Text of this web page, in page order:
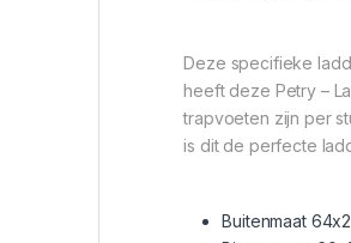
Deze specifieke
heeft deze Petry –
trapvoeten zijn per
is dit de perfecte
Buitenmaat